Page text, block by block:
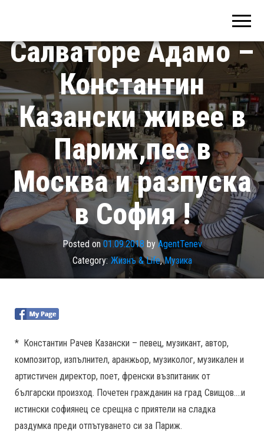
Салваторе Адамо –
Константин
Казански живее в
Париж,пее в
Москва и разпуска
в София !
Posted on 01.09.2018 by AgentTenev
Category: Жизнъ & Life,Музика
* Константин Рачев Казански – певец, музикант, автор,
композитор, изпълнител, аранжьор, музиколог, музикален и
артистичен директор, поет, френски възпитаник от
български произход. Почетен гражданин на град Свищов….и
истински софиянец се срещна с приятели на сладка
раздумка преди отпътуването си за Париж.